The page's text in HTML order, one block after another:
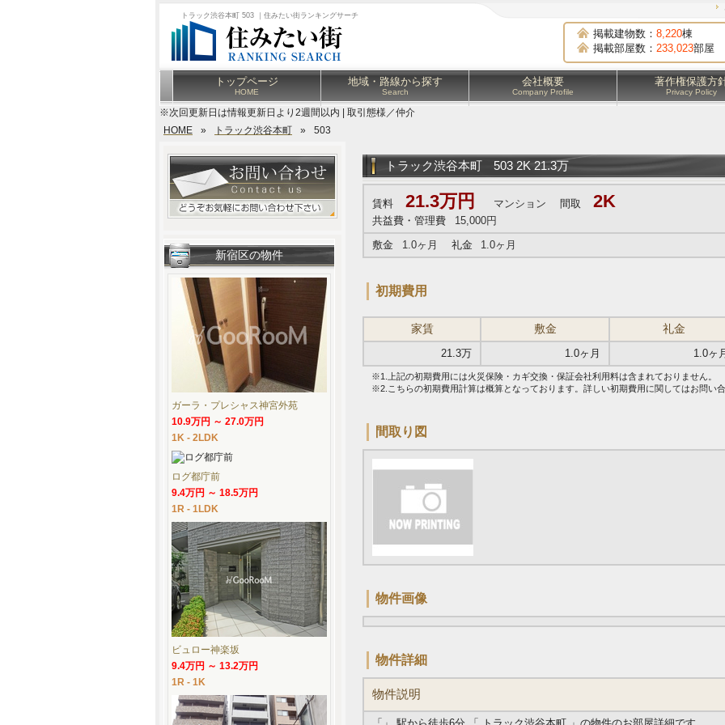
トラック渋谷本町 503 ｜住みたい街ランキングサーチ
掲載建物数： 8,220棟
掲載部屋数： 233,023部屋
トップページ
HOME
地域・路線から探す
Search
会社概要
Company Profile
著作権保護方
Privacy Policy
※次回更新日は情報更新日より2週間以内 | 取引態様／仲介
HOME
» トラック渋谷本町 » 503
トラック渋谷本町 503 2K 21.3万
賃料 21.3万円 マンション 間取 2K
共益費・管理費
15,000円
敷金
1.0ヶ月 礼金 1.0ヶ月
初期費用
家賃 敷金 礼金
21.3万 1.0ヶ月 1.0ヶ
※1.上記の初期費用には火災保険・カギ交換・保証会社利用料は含まれておりません。
※2.こちらの初期費用計算は概算となっております。詳しい初期費用に関してはお問い合
間取り図
物件画像
物件詳細
物件説明
新宿区の物件
ガーラ・プレシャス神宮外苑
10.9万円 ～ 27.0万円
1K - 2LDK
ログ都庁前
9.4万円 ～ 18.5万円
1R - 1LDK
ビュロー神楽坂
9.4万円 ～ 13.2万円
1R - 1K